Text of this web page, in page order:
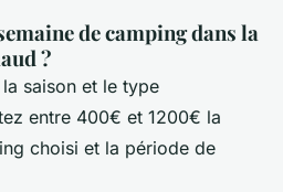
de camping dans la
?
saison et le type
entre 400€ et 1200€ la
choisi et la période de